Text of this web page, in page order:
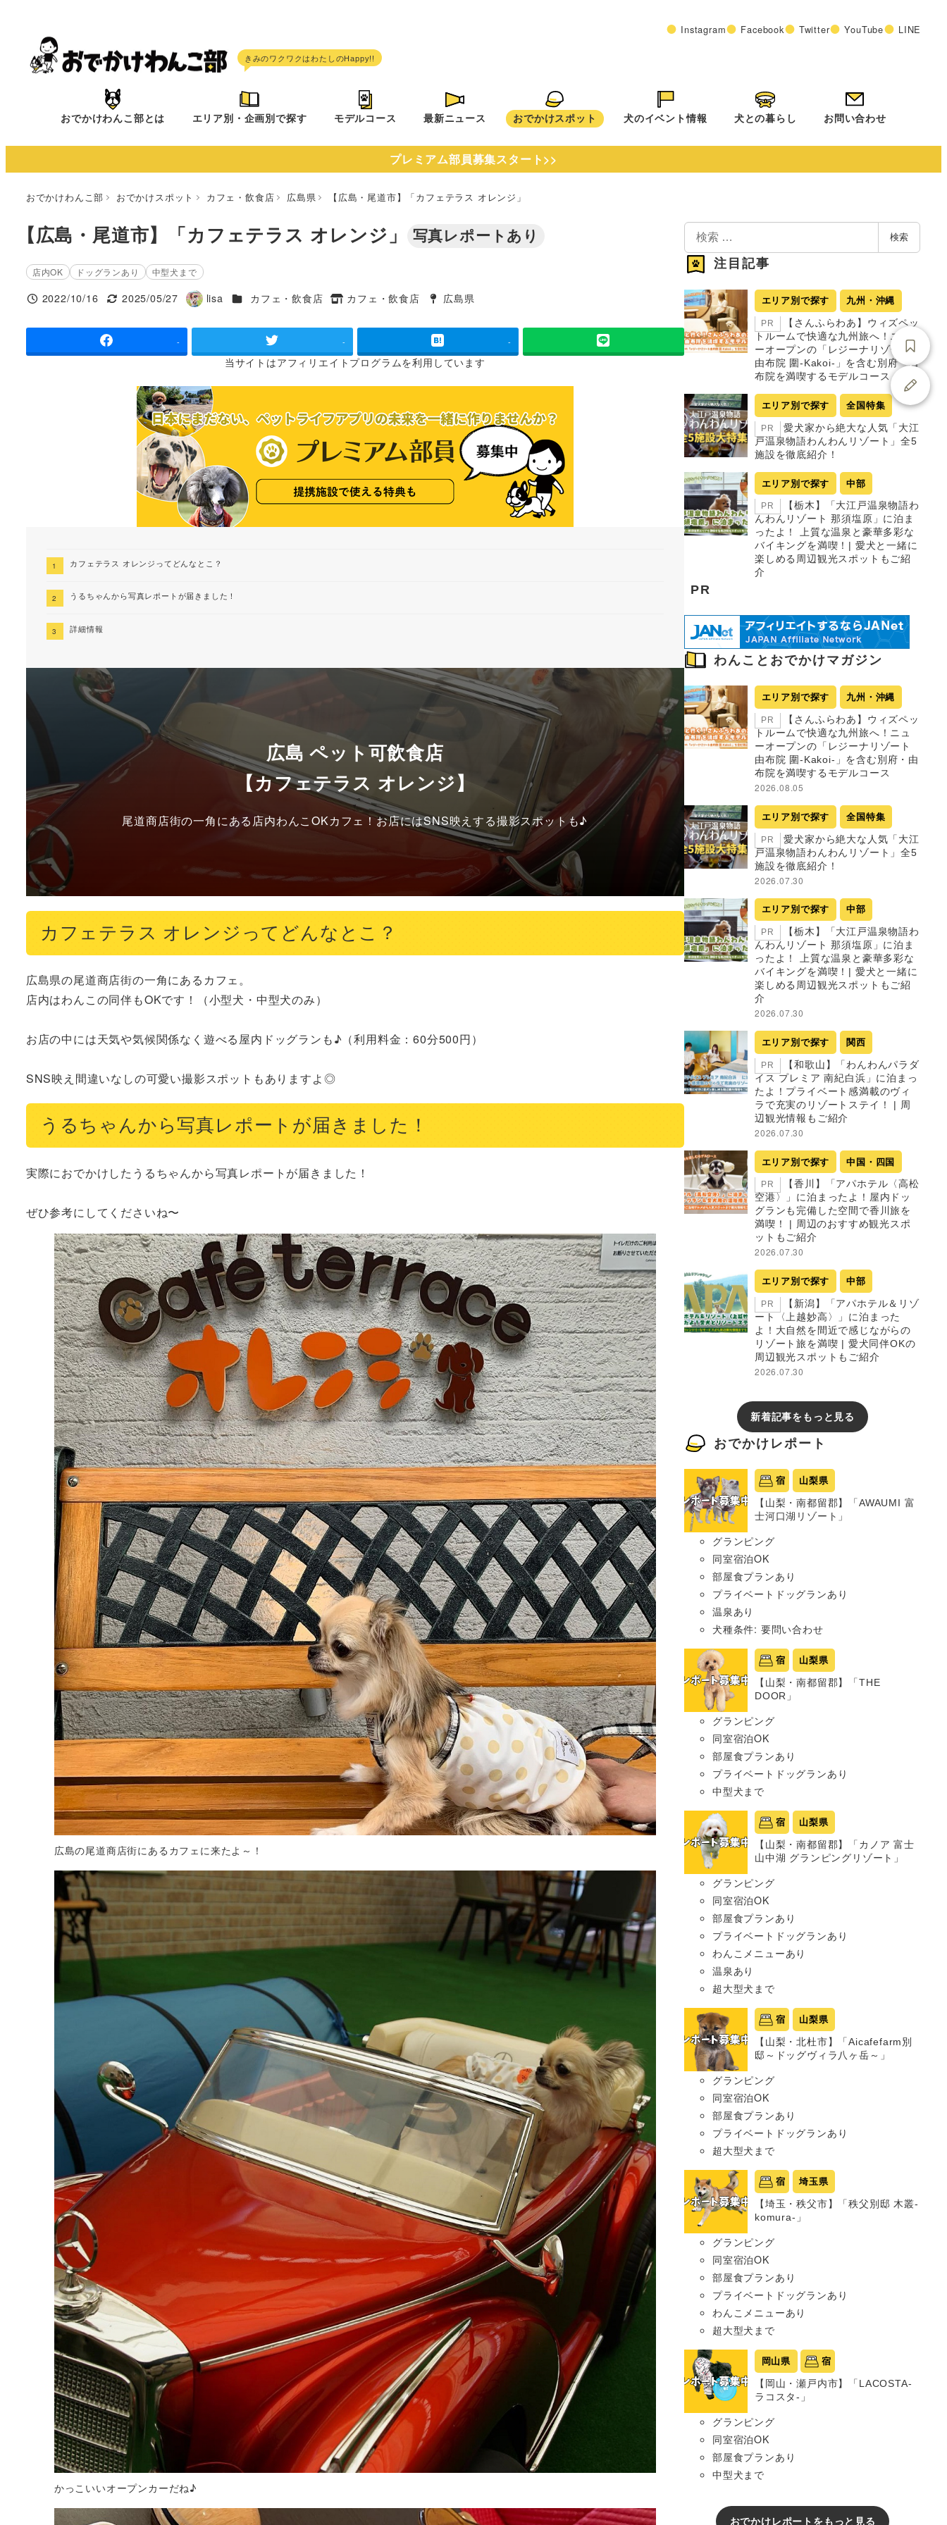
へ
Instagram Facebook Twitter YouTube LINE
おでかけわんこ部とは エリア別・企画別で探す モデルコース 最新ニュース おでかけスポット 犬のイベント情報 犬との暮らし お問い合わせ
プレミアム部員募集スタート>>
おでかけわんこ部 おでかけスポット カフェ・飲食店 広島県 【広島・尾道市】「カフェテラス オレンジ」
【広島・尾道市】「カフェテラス オレンジ」 写真レポートあり
店内OK ドッグランあり 中型犬まで
投稿日
2022/10/16
更新日
2025/05/27
著
lisa 施設ジャンル
カフェ・飲食店
タグ
カフェ・飲食店
タグ
広島県
- - -
当サイトはアフィリエイトプログラムを利用しています
カフェテラス オレンジってどんなとこ？
うるちゃんから写真レポートが届きました！
詳細情報
広島 ペット可飲食店
【カフェテラス オレンジ】
尾道商店街の一角にある店内わんこOKカフェ！お店にはSNS映えする撮影スポットも♪
カフェテラス オレンジってどんなとこ？
広島県の尾道商店街の一角にあるカフェ。
店内はわんこの同伴もOKです！（小型犬・中型犬のみ）
お店の中には天気や気候関係なく遊べる屋内ドッグランも♪（利用料金：60分500円）
SNS映え間違いなしの可愛い撮影スポットもありますよ◎
うるちゃんから写真レポートが届きました！
実際におでかけしたうるちゃんから写真レポートが届きました！
ぜひ参考にしてくださいね〜
広島の尾道商店街にあるカフェに来たよ～！
かっこいいオープンカーだね♪
検
索
検索
注目記事
エリア別で探す 九州・沖縄
PR
【さんふらわあ】ウィズペッ
トルームで快適な九州旅へ！ニュ
ーオープンの「レジーナリゾート
由布院 圍-Kakoi-」を含む別府・由
布院を満喫するモデルコース
エリア別で探す 全国特集
PR
愛犬家から絶大な人気「大江
戸温泉物語わんわんリゾート」全5
施設を徹底紹介！
エリア別で探す 中部
PR
【栃木】「大江戸温泉物語わ
んわんリゾート 那須塩原」に泊ま
ったよ！ 上質な温泉と豪華多彩な
バイキングを満喫！| 愛犬と一緒に
楽しめる周辺観光スポットもご紹
介
PR
わんことおでかけマガジン
エリア別で探す 九州・沖縄
PR
【さんふらわあ】ウィズペッ
トルームで快適な九州旅へ！ニュ
ーオープンの「レジーナリゾート
由布院 圍-Kakoi-」を含む別府・由
布院を満喫するモデルコース
2026.08.05
エリア別で探す 全国特集
PR
愛犬家から絶大な人気「大江
戸温泉物語わんわんリゾート」全5
施設を徹底紹介！
2026.07.30
エリア別で探す 中部
PR
【栃木】「大江戸温泉物語わ
んわんリゾート 那須塩原」に泊ま
ったよ！ 上質な温泉と豪華多彩な
バイキングを満喫！| 愛犬と一緒に
楽しめる周辺観光スポットもご紹
介
2026.07.30
エリア別で探す 関西
PR
【和歌山】「わんわんパラダ
イス プレミア 南紀白浜」に泊まっ
たよ！プライベート感満載のヴィ
ラで充実のリゾートステイ！ | 周
辺観光情報もご紹介
2026.07.30
エリア別で探す 中国・四国
PR
【香川】「アパホテル〈高松
空港〉」に泊まったよ！屋内ドッ
グランも完備した空間で香川旅を
満喫！ | 周辺のおすすめ観光スポ
ットもご紹介
2026.07.30
エリア別で探す 中部
PR
【新潟】「アパホテル＆リゾ
ート〈上越妙高〉」に泊まった
よ！大自然を間近で感じながらの
リゾート旅を満喫 | 愛犬同伴OKの
周辺観光スポットもご紹介
2026.07.30
新着記事をもっと見る
おでかけレポート
宿 山梨県
【山梨・南都留郡】「AWAUMI 富
士河口湖リゾート」
グランピング
同室宿泊OK
部屋食プランあり
プライベートドッグランあり
温泉あり
犬種条件: 要問い合わせ
宿 山梨県
【山梨・南都留郡】「THE
DOOR」
グランピング
同室宿泊OK
部屋食プランあり
プライベートドッグランあり
中型犬まで
宿 山梨県
【山梨・南都留郡】「カノア 富士
山中湖 グランピングリゾート」
グランピング
同室宿泊OK
部屋食プランあり
プライベートドッグランあり
わんこメニューあり
温泉あり
超大型犬まで
宿 山梨県
【山梨・北杜市】「Aicafefarm別
邸～ドッグヴィラ八ヶ岳～」
グランピング
同室宿泊OK
部屋食プランあり
プライベートドッグランあり
超大型犬まで
宿 埼玉県
【埼玉・秩父市】「秩父別邸 木叢-
komura-」
グランピング
同室宿泊OK
部屋食プランあり
プライベートドッグランあり
わんこメニューあり
超大型犬まで
岡山県 宿
【岡山・瀬戸内市】「LACOSTA-
ラコスタ-」
グランピング
同室宿泊OK
部屋食プランあり
中型犬まで
おでかけレポートをもっと見る